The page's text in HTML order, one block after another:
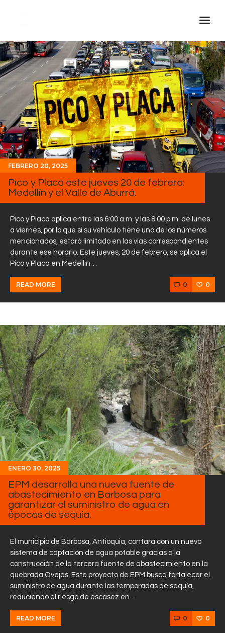
Inicio Real FM
Streaming
En Vivo
Descarga La APP
Programas
Noticias
Equipo
Sobre Nosotros
Contactos
FEBRERO 20, 2025
Pico y Placa este jueves 20 de febrero:
Medellín y el Valle de Aburrá.
Pico y Placa aplica entre las 6:00 a.m. y las 8:00 p.m. de lunes
a viernes, por lo que si su vehículo tiene uno de los números
mencionados, estará limitado en las vías correspondientes
durante ese horario. Este jueves, 20 de febrero, se aplica el
Pico y Placa en Medellín…
READ MORE 0 0
ENERO 30, 2025
EPM desarrolla una nueva fuente de
abastecimiento en Barbosa para
garantizar el suministro de agua en
épocas de sequía.
El municipio de Barbosa, Antioquia, contará con un nuevo
sistema de captación de agua potable gracias a la
construcción de la tercera fuente de abastecimiento en la
quebrada Ovejas. Este proyecto de EPM busca fortalecer el
suministro de agua durante las temporadas de sequía,
reduciendo el riesgo de escasez en…
READ MORE 0 0